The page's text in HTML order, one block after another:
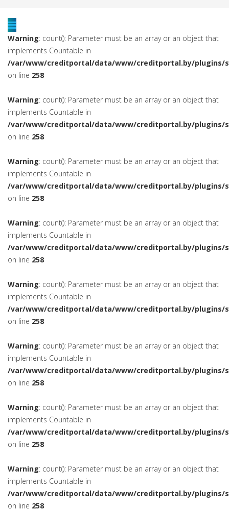
Warning: count(): Parameter must be an array or an object that
implements Countable in
/var/www/creditportal/data/www/creditportal.by/plugins/
on line 258
Warning: count(): Parameter must be an array or an object that
implements Countable in
/var/www/creditportal/data/www/creditportal.by/plugins/
on line 258
Warning: count(): Parameter must be an array or an object that
implements Countable in
/var/www/creditportal/data/www/creditportal.by/plugins/
on line 258
Warning: count(): Parameter must be an array or an object that
implements Countable in
/var/www/creditportal/data/www/creditportal.by/plugins/
on line 258
Warning: count(): Parameter must be an array or an object that
implements Countable in
/var/www/creditportal/data/www/creditportal.by/plugins/
on line 258
Warning: count(): Parameter must be an array or an object that
implements Countable in
/var/www/creditportal/data/www/creditportal.by/plugins/
on line 258
Warning: count(): Parameter must be an array or an object that
implements Countable in
/var/www/creditportal/data/www/creditportal.by/plugins/
on line 258
Warning: count(): Parameter must be an array or an object that
implements Countable in
/var/www/creditportal/data/www/creditportal.by/plugins/
on line 258